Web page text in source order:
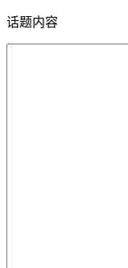
话题内容